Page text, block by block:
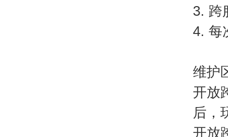
3. 跨
4. 每
维护
开放
后，
开放